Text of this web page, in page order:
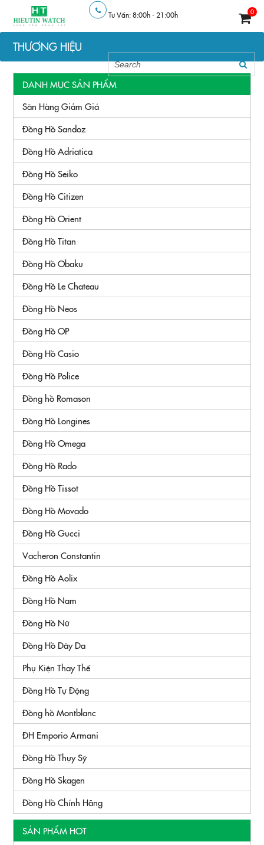
Tư Vấn: 8:00h - 21:00h 0
THƯƠNG HIỆU
DANH MỤC SẢN PHẨM
Săn Hàng Giảm Giá
Đồng Hồ Sandoz
Đồng Hồ Adriatica
Đồng Hồ Seiko
Đồng Hồ Citizen
Đồng Hồ Orient
Đồng Hồ Titan
Đồng Hồ Obaku
Đồng Hồ Le Chateau
Đồng Hồ Neos
Đồng Hồ OP
Đồng Hồ Casio
Đồng Hồ Police
Đồng hồ Romason
Đồng Hồ Longines
Đồng Hồ Omega
Đồng Hồ Rado
Đồng Hồ Tissot
Đồng Hồ Movado
Đồng Hồ Gucci
Vacheron Constantin
Đồng Hồ Aolix
Đồng Hồ Nam
Đồng Hồ Nữ
Đồng Hồ Dây Da
Phụ Kiện Thay Thế
Đồng Hồ Tự Động
Đồng hồ Montblanc
ĐH Emporio Armani
Đồng Hồ Thụy Sỹ
Đồng Hồ Skagen
Đồng Hồ Chính Hãng
SẢN PHẨM HOT